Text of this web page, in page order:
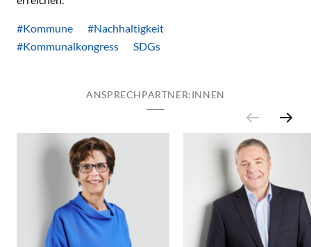
#Kommune
#Nachhaltigkeit
#Kommunalkongress
SDGs
ANSPRECHPARTNER:INNEN